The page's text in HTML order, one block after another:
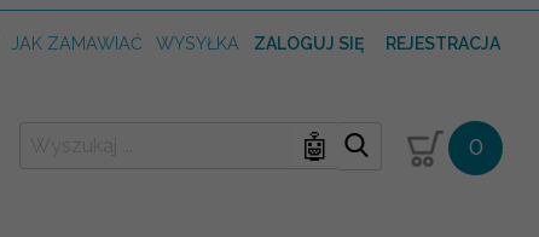
JAK ZAMAWIAĆ WYSYŁKA ZALOGUJ SIĘ REJESTRACJA
🤖 0